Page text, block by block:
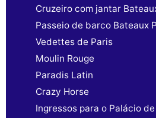
Cruzeiro com jantar
Passeio de barco Bateaux
Vedettes de Paris
Moulin Rouge
Paradis Latin
Crazy Horse
Ingressos para o Palácio